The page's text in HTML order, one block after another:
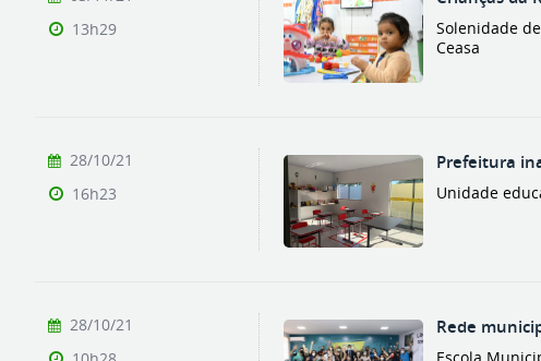
Solenidade
Ceasa
13h29
Prefeitura
Unidade
28/10/21
16h23
Rede
28/10/21